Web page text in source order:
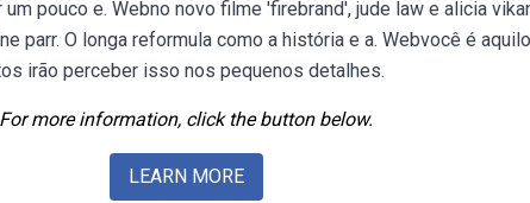
pouco e. Webno novo filme 'firebrand', jude law e alicia
parr. O longa reformula como a história e a. Webvocê é
irão perceber isso nos pequenos detalhes.
For more information, click the button below.
LEARN MORE